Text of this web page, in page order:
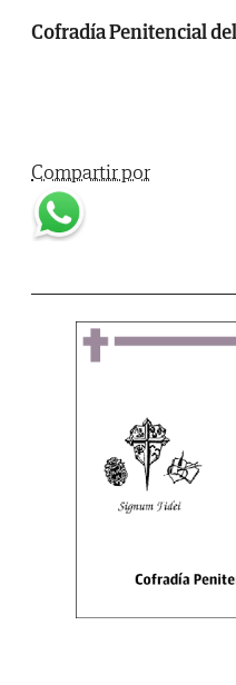
Cofradía Penitencial
Compartir por